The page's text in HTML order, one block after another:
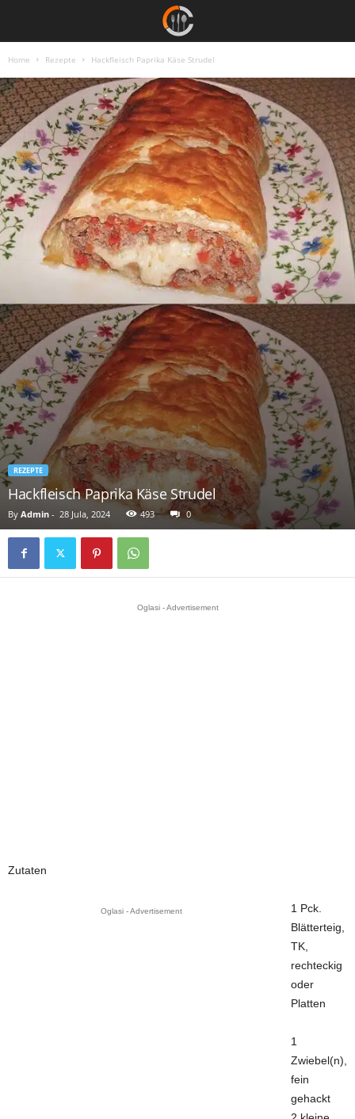
Home Rezepte Hackfleisch Paprika Käse Strudel
REZEPTE
Hackfleisch Paprika Käse Strudel
By Admin - 28 Jula, 2024 493 0
Oglasi - Advertisement
Zutaten
Oglasi - Advertisement
1 Pck.
Blätterteig,
TK,
rechteckig
oder
Platten
1
Zwiebel(n),
fein
gehackt